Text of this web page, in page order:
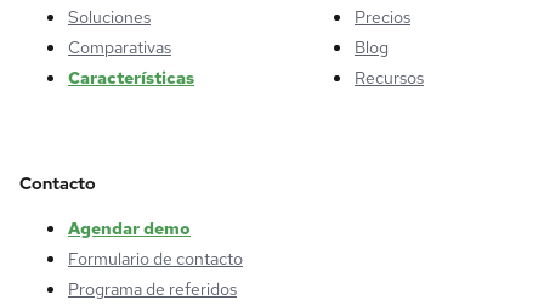
Soluciones
Comparativas
Características
Precios
Blog
Recursos
Contacto
Agendar demo
Formulario de contacto
Programa de referidos